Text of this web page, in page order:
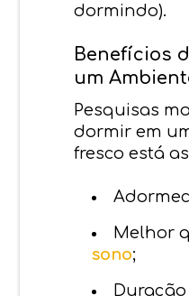
dormindo).
Benefícios
um
Pesquisas
dormir em
fresco está
Melhor
sono;